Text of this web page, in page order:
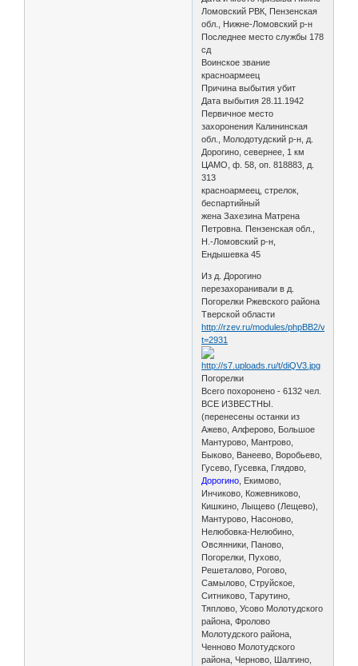
Ломовский РВК, Пензенская
обл., Нижне-Ломовский р-н
Последнее место службы 178
сд
Воинское звание
красноармеец
Причина выбытия убит
Дата выбытия 28.11.1942
Первичное место
захоронения Калининская
обл., Молодотудский р-н, д.
Дорогино, севернее, 1 км
ЦАМО, ф. 58, оп. 818883, д.
313
красноармеец, стрелок,
беспартийный
жена Захезина Матрена
Петровна. Пензенская обл.,
Н.-Ломовский р-н,
Ендышевка 45
Из д. Дорогино
перезахоранивали в д.
Погорелки Ржевского района
Тверской области
http://rzev.ru/modules/phpBB2/
t=2931
Погорелки
Всего похоронено - 6132 чел.
ВСЕ ИЗВЕСТНЫ.
(перенесены останки из
Ажево, Алферово, Большое
Мантурово, Мантрово,
Быково, Ванеево, Воробьево,
Гусево, Гусевка, Глядово,
Дорогино , Екимово,
Инчиково, Кожевниково,
Кишкино, Лыщево (Лещево),
Мантурово, Насоново,
Нелюбовка-Нелюбино,
Овсянники, Паново,
Погорелки, Пухово,
Решеталово, Рогово,
Самылово, Струйское,
Ситниково, Тарутино,
Тяплово, Усово Молотудского
района, Фролово
Молотудского района,
Ченново Молотудского
района, Черново, Шалгино,